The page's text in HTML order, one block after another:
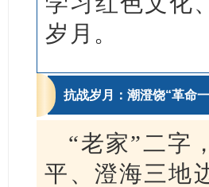
岁月。
抗战岁月：潮澄饶“革命
“老家”二字
平、澄海三地